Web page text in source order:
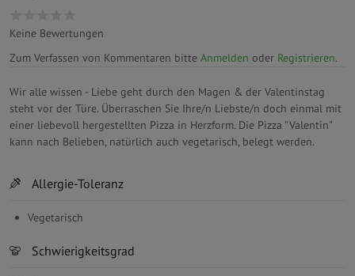
Keine Bewertungen
Zum Verfassen von Kommentaren bitte Anmelden oder Registrieren.
Wir alle wissen - Liebe geht durch den Magen & der Valentinstag
steht vor der Türe. Überraschen Sie Ihre/n Liebste/n doch einmal mit
einer liebevoll hergestellten Pizza in Herzform. Die Pizza "Valentin"
kann nach Belieben, natürlich auch vegetarisch, belegt werden.
Allergie-Toleranz
Vegetarisch
Schwierigkeitsgrad
Horizontal tabs